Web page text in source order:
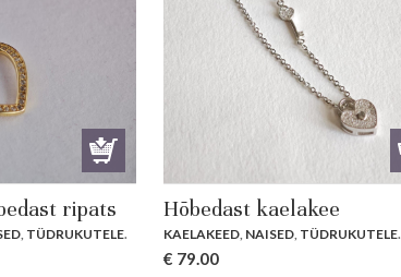
ripats
, TÜDRUKUTELE.
Hõbedast kaelakee
KAELAKEED, NAISED, TÜDRUKUTELE.
€ 79.00